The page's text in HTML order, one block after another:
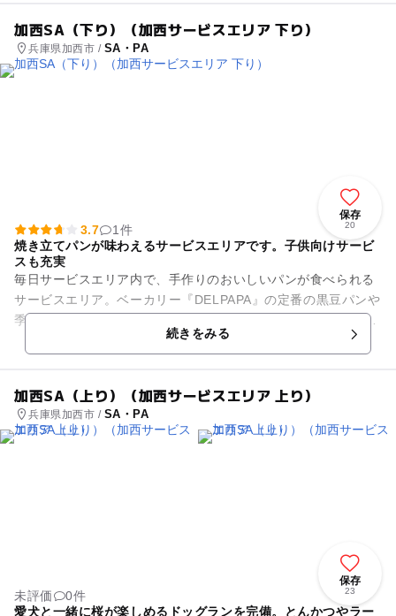
加西SA（下り）（加西サービスエリア 下り）
兵庫県加西市 / SA・PA
保存
20
3.7
1件
焼き立てパンが味わえるサービスエリアです。子供向けサービ
スも充実
毎日サービスエリア内で、手作りのおいしいパンが食べられる
サービスエリア。ベーカリー『DELPAPA』の定番の黒豆パンや
季節パンなど合わせて40種類もあり、家族みんな好みのパンが
続きをみる
加西SA（上り）（加西サービスエリア 上り）
兵庫県加西市 / SA・PA
保存
23
未評価
0件
愛犬と一緒に桜が楽しめるドッグランを完備。とんかつやラー